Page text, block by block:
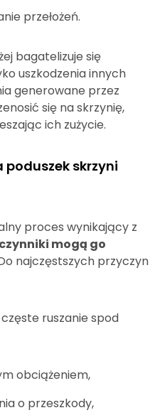
przełożeń.
bagatelizuje się
uszkodzenia innych
generowane przez
się na skrzynię,
ich zużycie.
poduszek skrzyni
proces wynikający z
mogą go
najczęstszych przyczyn
ruszanie spod
obciążeniem,
o przeszkody,